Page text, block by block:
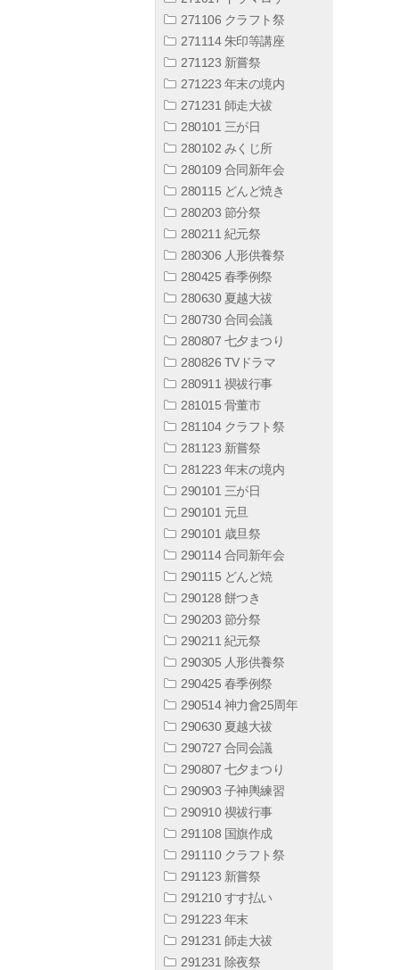
271106 クラフト祭
271114 朱印等講座
271123 新嘗祭
271223 年末の境内
271231 師走大祓
280101 三が日
280102 みくじ所
280109 合同新年会
280115 どんど焼き
280203 節分祭
280211 紀元祭
280306 人形供養祭
280425 春季例祭
280630 夏越大祓
280730 合同会議
280807 七夕まつり
280826 TVドラマ
280911 禊祓行事
281015 骨董市
281104 クラフト祭
281123 新嘗祭
281223 年末の境内
290101 三が日
290101 元旦
290101 歳旦祭
290114 合同新年会
290115 どんど焼
290128 餅つき
290203 節分祭
290211 紀元祭
290305 人形供養祭
290425 春季例祭
290514 神力會25周年
290630 夏越大祓
290727 合同会議
290807 七夕まつり
290903 子神輿練習
290910 禊祓行事
291108 国旗作成
291110 クラフト祭
291123 新嘗祭
291210 すす払い
291223 年末
291231 師走大祓
291231 除夜祭